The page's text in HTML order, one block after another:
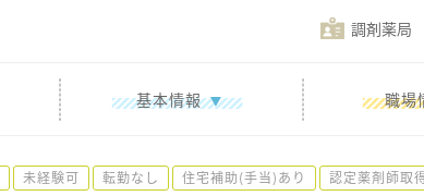
調剤薬局
基本情報 職場
未経験可 転勤なし 住宅補助(手当)あり 認定薬剤師取